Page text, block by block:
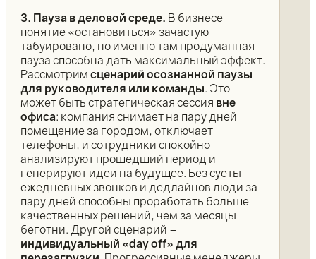
3. Пауза в деловой среде. В бизнесе
понятие «остановиться» зачастую
табуировано, но именно там продуманная
пауза способна дать максимальный эффект.
Рассмотрим сценарий осознанной паузы
для руководителя или команды. Это
может быть стратегическая сессия вне
офиса: компания снимает на пару дней
помещение за городом, отключает
телефоны, и сотрудники спокойно
анализируют прошедший период и
генерируют идеи на будущее. Без суеты
ежедневных звонков и дедлайнов люди за
пару дней способны проработать больше
качественных решений, чем за месяцы
беготни. Другой сценарий –
индивидуальный «day off» для